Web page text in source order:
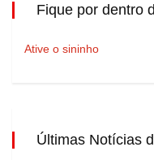
Fique por dentro
Ative o sininho
Últimas Notícias